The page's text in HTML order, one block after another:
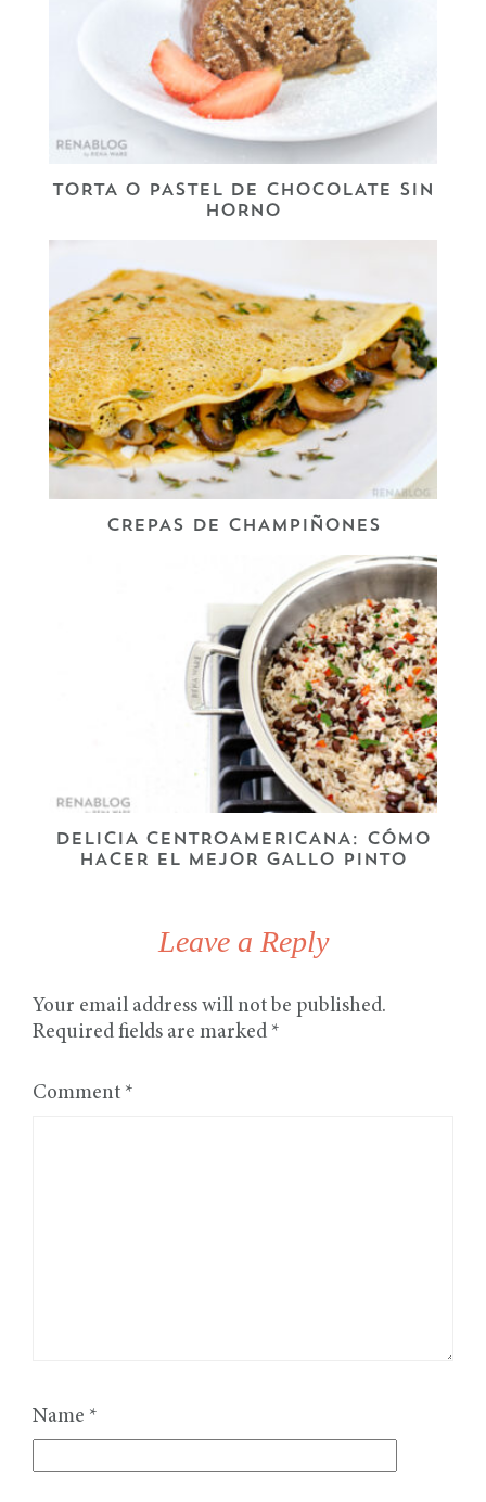
TORTA O PASTEL DE CHOCOLATE SIN
HORNO
CREPAS DE CHAMPIÑONES
DELICIA CENTROAMERICANA: CÓMO
HACER EL MEJOR GALLO PINTO
Leave a Reply
Your email address will not be published.
Required fields are marked *
Comment *
Name *